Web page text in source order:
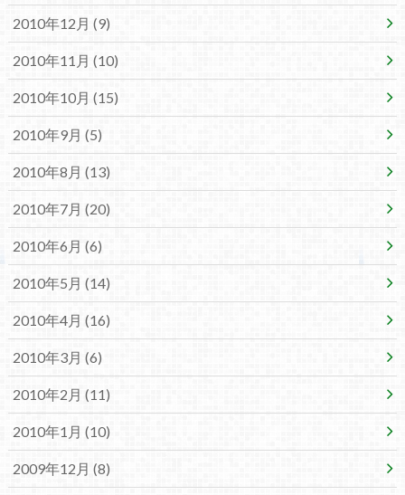
2010年12月 (9)
2010年11月 (10)
2010年10月 (15)
2010年9月 (5)
2010年8月 (13)
2010年7月 (20)
2010年6月 (6)
2010年5月 (14)
2010年4月 (16)
2010年3月 (6)
2010年2月 (11)
2010年1月 (10)
2009年12月 (8)